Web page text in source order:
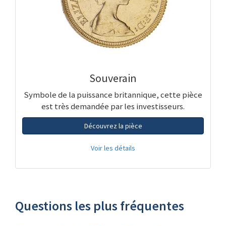
Souverain
Symbole de la puissance britannique, cette pièce
est très demandée par les investisseurs.
Découvrez la pièce
Voir les détails
Questions les plus fréquentes